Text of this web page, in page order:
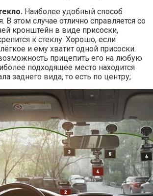
Наиболее удобный способ
В этом случае отлично справляется со
кронштейн в виде присоски,
к стеклу. Хорошо, если
и ему хватит одной присоски.
прицепить его на любую
подходящее место находится
заднего вида, то есть по центру;